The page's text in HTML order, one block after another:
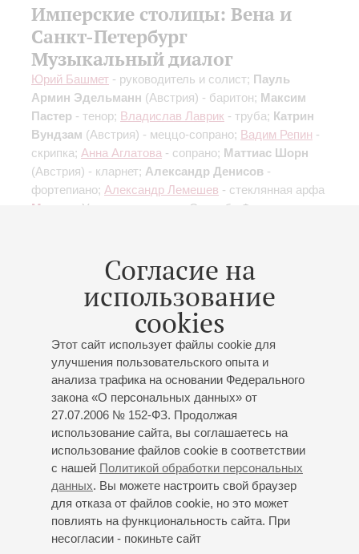
Согласие на
использование
cookies
Этот сайт использует файлы cookie для
улучшения пользовательского опыта и
анализа трафика на основании Федерального
закона «О персональных данных» от
27.07.2006 № 152-ФЗ. Продолжая
использование сайта, вы соглашаетесь на
использование файлов cookie в соответствии
с нашей Политикой обработки персональных
данных. Вы можете настроить свой браузер
для отказа от файлов cookie, но это может
повлиять на функциональность сайта. При
несогласии - покиньте сайт
Имперские столицы: Вена и
Санкт-Петербург
Музыкальный диалог
Юрий Башмет - руководитель и солист; Пауль
Армин Эдельманн (Австрия) - баритон; Максим
Пастер - тенор; Владислав Лаврик - труба; Катрин
Вундзам (Австрия) - меццо-сопрано; Вадим Репин -
скрипка; Анна Аглатова - сопрано; Маттиас Шорн
(Австрия) - кларнет; Александр Денисов -
фортепиано; Александр Лемешев - стеклянная арфа
Моцарт
: Увертюра к опере «Свадьба Фигаро»,
Ария Керубино "Non so piu cosa son…" из оперы
«Свадьбы Фигаро», Дуэт Гульельмо и Дорабеллы "Il
core vi dono" из оперы "Cosi fan tutte", Квартет "Dammi
un bacio" из оперы "Cosi fan tutte";Чайковский
Ариозо Германа «Прости небесное созданье…» из
оперы «Пиковая дама», Вальс из Серенады для
струнного оркестра, Ария Ленского из оперы
«Евгений Онегин»обработка для скрипки с
оркестром, Andante cantabile для виолончели и
струнного оркестра, Танец феи драже из балета
«Щелкунчик»;Гуммель: Концерт для трубы с
оркестромфинал;Мендельсон: Концерт для
скрипки с оркестромфинал;И. Штраус (сын):
Куплеты Адели из оперетты «Летучая мышь»;
Вебер: Квинтет для кларнета и струнныхфинал
Россини: Увертюра к опере «Вильгельм Телль»;